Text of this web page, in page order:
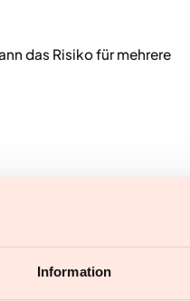
Information
das Risiko für mehrere
und raten klar davon
dich immer an eine Ärztin